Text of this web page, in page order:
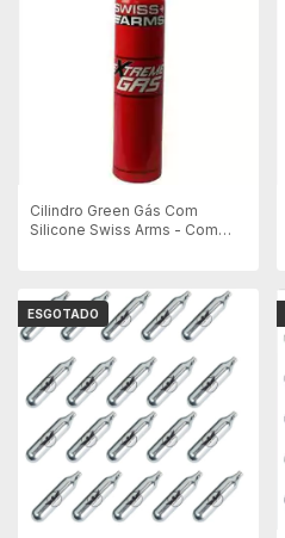
Cilindro Green Gás Com
Silicone Swiss Arms - Com
ESGOTADO